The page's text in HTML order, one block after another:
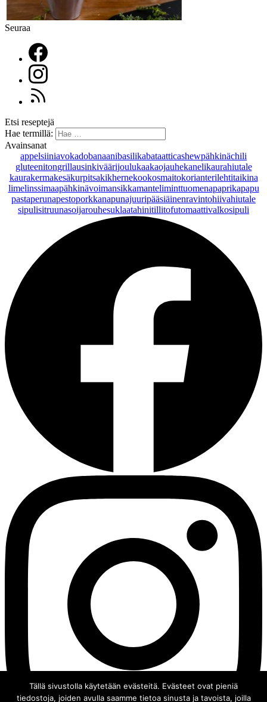
Seuraa
Etsi reseptejä
Hae termillä:
Avainsanat
appelsiiniavokadobanaanibasilikabataatticashewpähkinächili
gluteenitongrillausinkiväärijoulukaakaojauhekanelikaurahiutale
kaurakermakesäkurpitsakikhernekookosmaitokorianterilehtitaikina
limelinssimaapähkinävoimansikkamanteliminttuomenapaprikapapu
pastaperunapestoporkkanapunajuuripääsiäinenravintohiivahiutale
sipulisitruunasoijarouhesuklaatahinitillitofutomaattivalkosipuli
Tällä sivustolla käytetään evästeitä. Evästeet ovat pieniä
tiedostoja, joiden avulla saamme tietoa sinusta ja tavoista, joilla